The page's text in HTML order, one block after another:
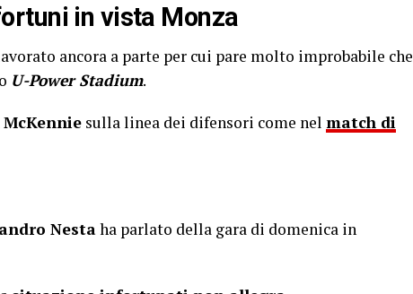
in vista Monza
ancora a parte per cui pare molto improbabile che
U-Power Stadium.
McKennie sulla linea dei difensori come nel match di
Nestaha parlato della gara di domenica in